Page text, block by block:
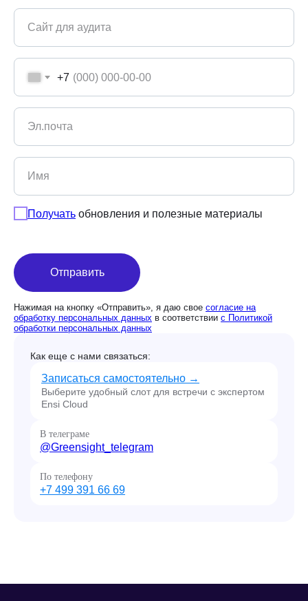
Сайт для аудита
+7
Эл.почта
Имя
Получать обновления и полезные материалы
Отправить
Нажимая на кнопку «Отправить», я даю свое согласие на
обработку персональных данных в соответствии с Политикой
обработки персональных данных
Как еще с нами связаться:
Записаться самостоятельно →
Выберите удобный слот для встречи с экспертом
Ensi Cloud
В телеграме
@Greensight_telegram
По телефону
+7 499 391 66 69